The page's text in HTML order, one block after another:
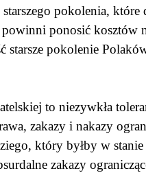
pokolenia,
ponosić
pokolenie
to niezywkła
zakazy i nakazy
który byłby w
zakazy